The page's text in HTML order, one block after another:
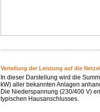
Verteilung der Leistung auf die
In dieser Darstellung wird die
kW) aller bekannten Anlagen
Die Niederspannung (230/400 V)
typischen Hausanschlusses.